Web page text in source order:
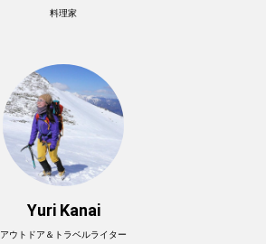
料理家
Yuri Kanai
アウトドア＆トラベルライター